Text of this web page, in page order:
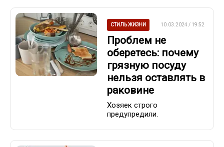
СТИЛЬ ЖИЗНИ 10.03.2024 / 19:52
Проблем не
оберетесь: почему
грязную посуду
нельзя оставлять в
раковине
Хозяек строго
предупредили.